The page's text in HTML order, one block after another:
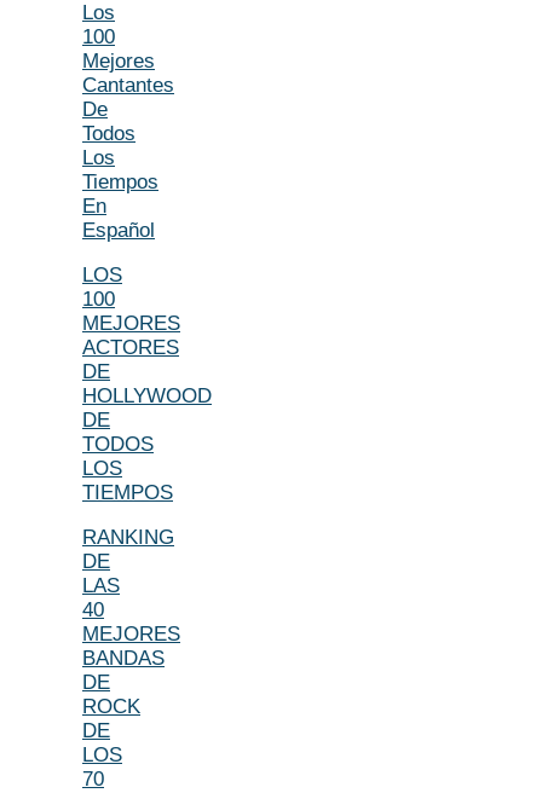
Los
100
Mejores
Cantantes
De
Todos
Los
Tiempos
En
Español
LOS
100
MEJORES
ACTORES
DE
HOLLYWOOD
DE
TODOS
LOS
TIEMPOS
RANKING
DE
LAS
40
MEJORES
BANDAS
DE
ROCK
DE
LOS
70